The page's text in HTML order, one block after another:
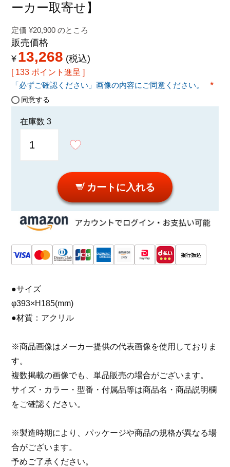
ーカー取寄せ】
定価 ¥20,900 のところ
販売価格
¥ 13,268 税込
133 ポイント進呈 ]
「必ずご確認ください」画像の内容にご同意ください。
同意する
在庫数 3
カートに入れる
●サイズ
φ393×H185(mm)
●材質：アクリル
※商品画像はメーカー提供の代表画像を使用しておりま
す。
複数掲載の画像でも、単品販売の場合がございます。
サイズ・カラー・型番・付属品等は商品名・商品説明欄
をご確認ください。
※製造時期により、パッケージや商品の規格が異なる場
合がございます。
予めご了承ください。